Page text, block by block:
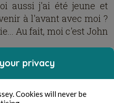
aussi j'ai été jeune et
à l'avant avec moi ?
Au fait, moi c'est John
je me méfie de cet
suscite la défiance. La
les yeux noirs, le crâne
ornant ses bras. Les
privacy
Cookies will never be